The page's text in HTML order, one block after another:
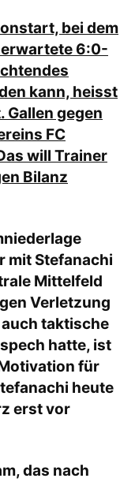
bei dem
6:0-
kann, heisst
Gallen gegen
FC
will Trainer
Bilanz
mit Stefanachi
Mittelfeld
Verletzung
taktische
hatte, ist
für
heute
erst vor
das nach